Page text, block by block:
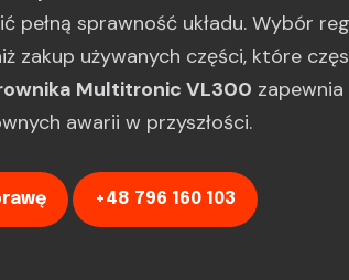
pełną sprawność układu. Wybór
zakup używanych części, które
Multitronic VL300
awarii w przyszłości.
+48 796 160 103